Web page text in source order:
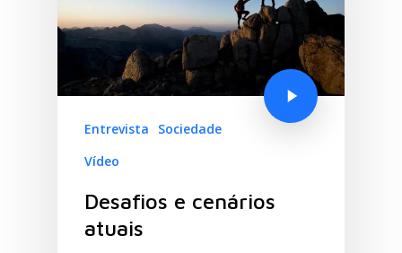
Entrevista
Sociedade
Vídeo
Desafios e cenários
atuais